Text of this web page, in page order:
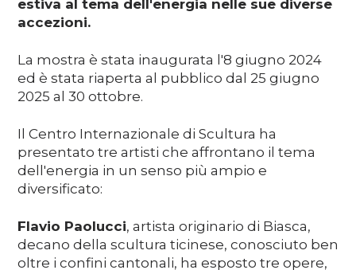
estiva al tema dell'energia nelle sue diverse
accezioni.
La mostra è stata inaugurata l'8 giugno 2024
ed è stata riaperta al pubblico dal 25 giugno
2025 al 30 ottobre.
Il Centro Internazionale di Scultura ha
presentato tre artisti che affrontano il tema
dell'energia in un senso più ampio e
diversificato:
Flavio Paolucci, artista originario di Biasca,
decano della scultura ticinese, conosciuto ben
oltre i confini cantonali, ha esposto tre opere,